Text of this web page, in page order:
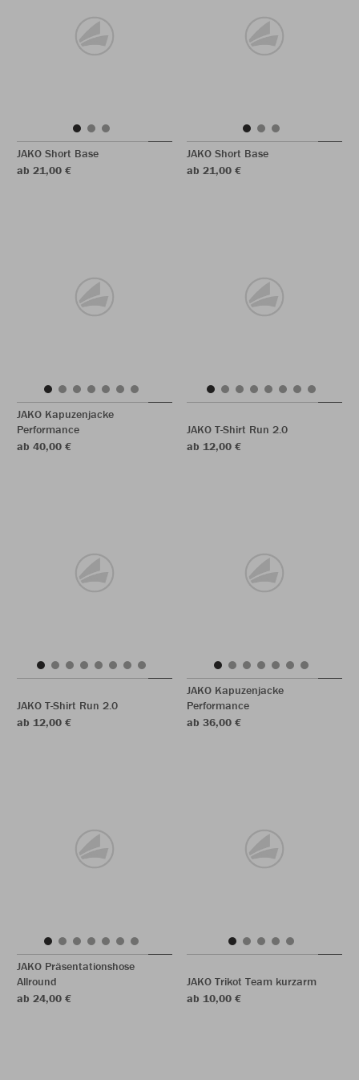
JAKO Short Base
ab 21,00 €
JAKO Short Base
ab 21,00 €
JAKO Kapuzenjacke
Performance
ab 40,00 €
JAKO T-Shirt Run 2.0
ab 12,00 €
JAKO T-Shirt Run 2.0
ab 12,00 €
JAKO Kapuzenjacke
Performance
ab 36,00 €
JAKO Präsentationshose
Allround
ab 24,00 €
JAKO Trikot Team kurzarm
ab 10,00 €